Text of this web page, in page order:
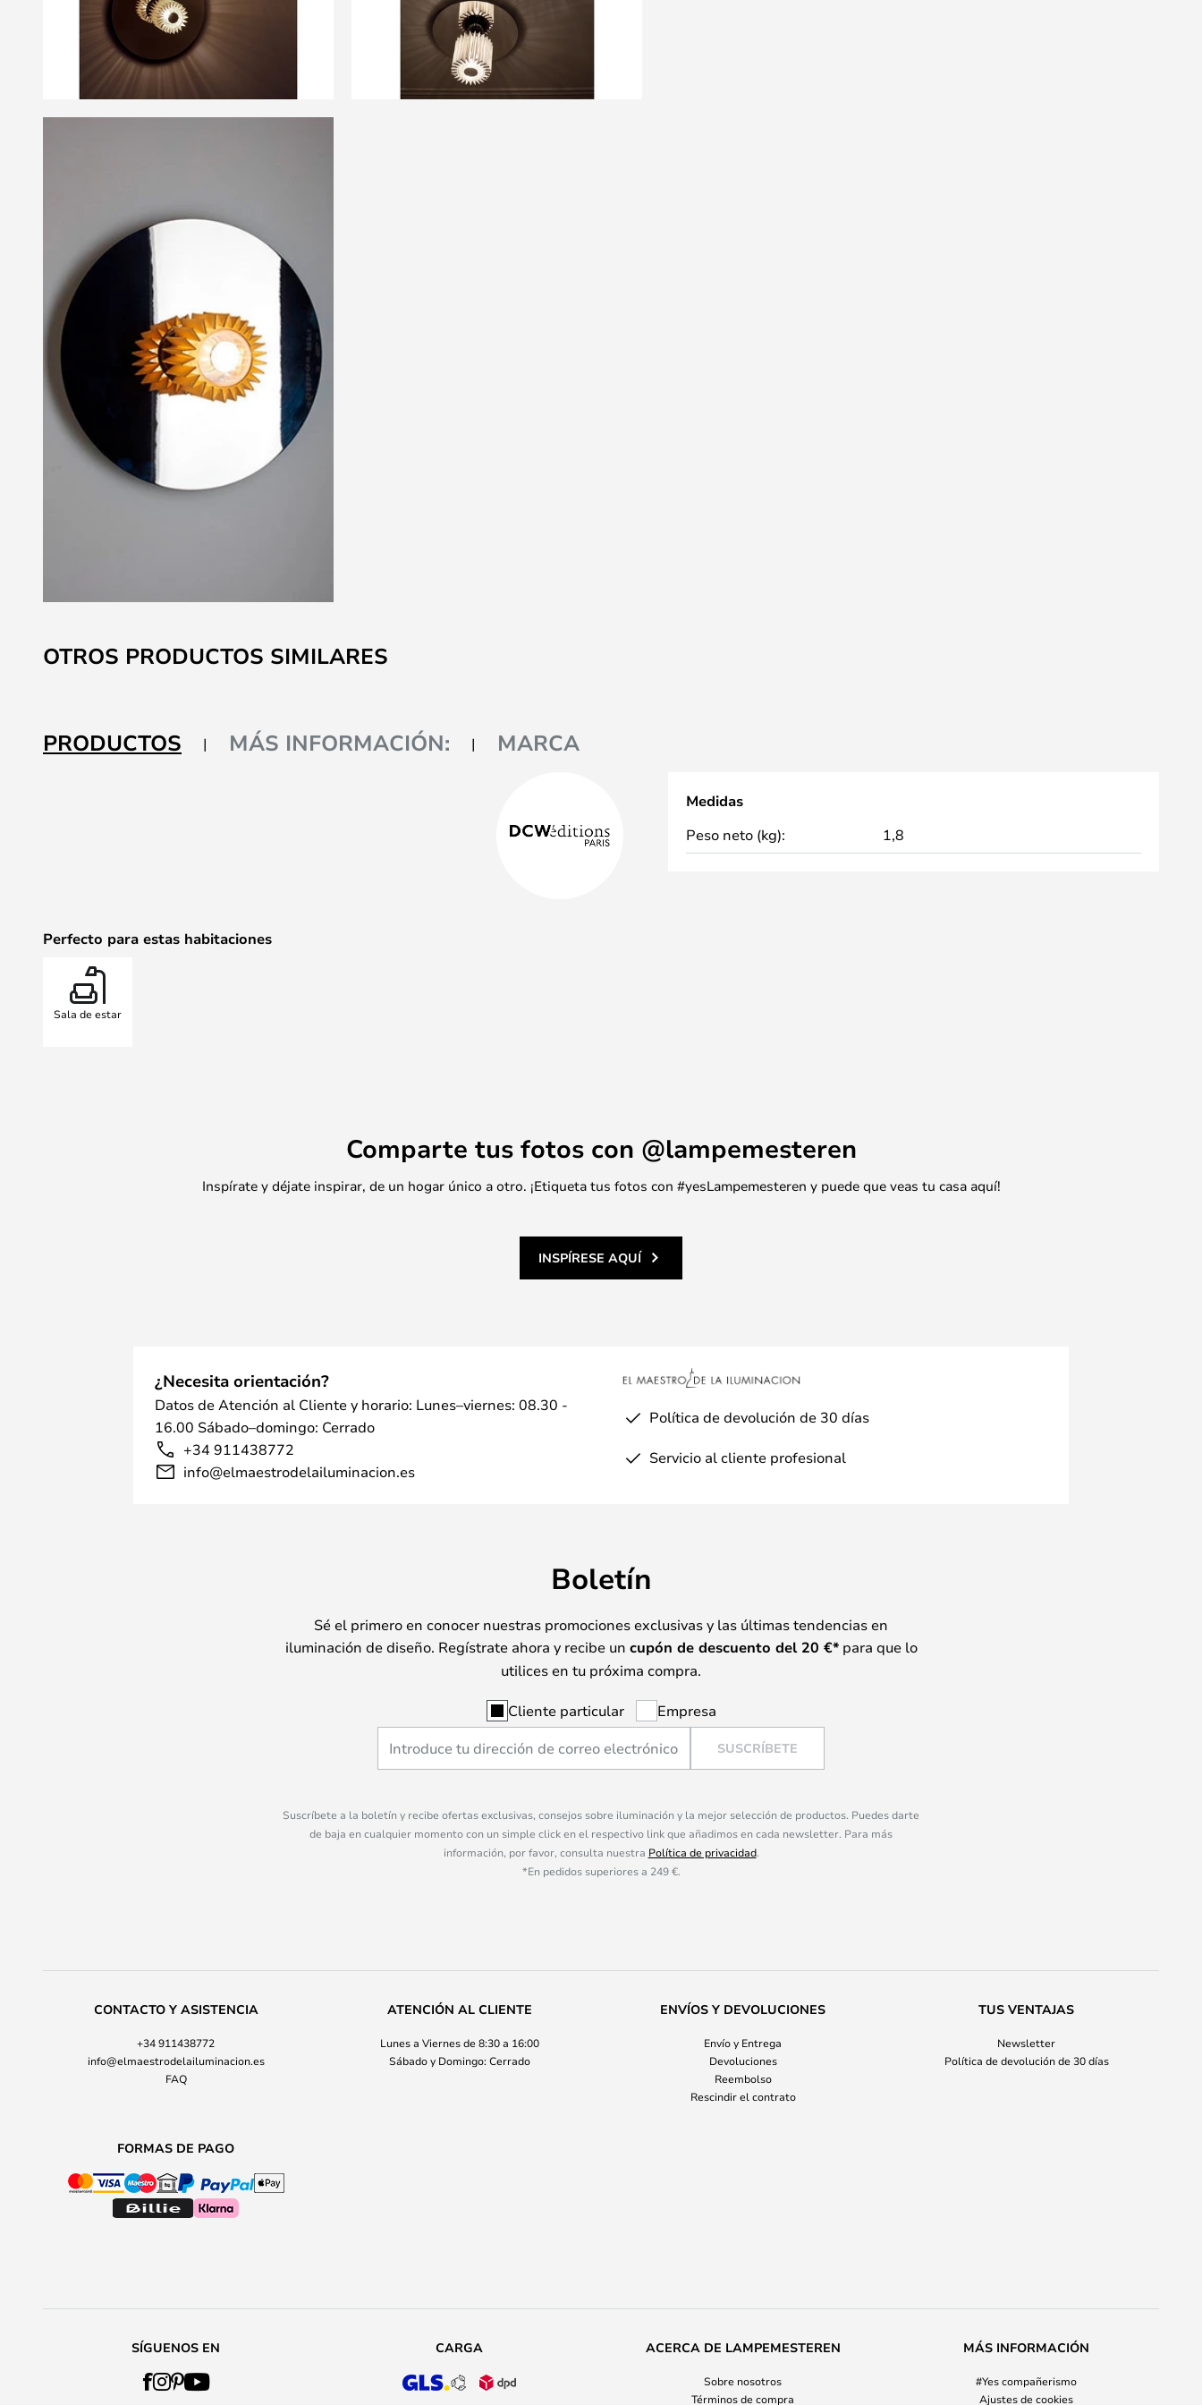
al
comienzo
galería
de
OTROS PRODUCTOS SIMILARES
PRODUCTOS MÁS INFORMACIÓN: MARCA
Perfecto para estas habitaciones
Sala de estar
Medidas
Peso neto (kg): 1,8
Comparte tus fotos con @lampemesteren
Inspírate y déjate inspirar, de un hogar único a otro. ¡Etiqueta tus fotos con #yesLampemesteren y puede que veas tu casa aquí!
INSPÍRESE AQUÍ
¿Necesita orientación?
Datos de Atención al Cliente y horario: Lunes–viernes: 08.30 -
16.00 Sábado–domingo: Cerrado
+34 911438772
info@elmaestrodelailuminacion.es
Política de devolución de 30 días
Servicio al cliente profesional
Boletín
Sé el primero en conocer nuestras promociones exclusivas y las últimas tendencias en
iluminación de diseño. Regístrate ahora y recibe un cupón de descuento del 20 €*para que lo
utilices en tu próxima compra.
Cliente particular Empresa
SUSCRÍBETE
Suscríbete a la boletín y recibe ofertas exclusivas, consejos sobre iluminación y la mejor selección de productos. Puedes darte
de baja en cualquier momento con un simple click en el respectivo link que añadimos en cada newsletter. Para más
información, por favor, consulta nuestra Política de privacidad.
*En pedidos superiores a 249 €.
CONTACTO Y ASISTENCIA
+34 911438772
info@elmaestrodelailuminacion.es
FAQ
ATENCIÓN AL CLIENTE
Lunes a Viernes de 8:30 a 16:00
Sábado y Domingo: Cerrado
ENVÍOS Y DEVOLUCIONES
Envío y Entrega
Devoluciones
Reembolso
Rescindir el contrato
TUS VENTAJAS
Newsletter
Política de devolución de 30 días
FORMAS DE PAGO
SÍGUENOS EN CARGA ACERCA DE LAMPEMESTEREN
Sobre nosotros
Términos de compra
MÁS INFORMACIÓN
#Yes compañerismo
Ajustes de cookies